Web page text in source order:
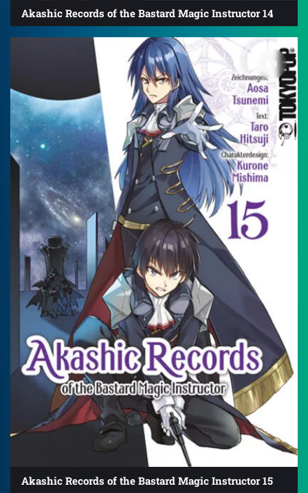
Akashic Records of the Bastard Magic Instructor 14
4.9
Akashic Records of the Bastard Magic Instructor 15